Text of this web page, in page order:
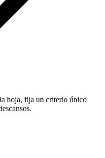
hoja, fija un criterio único